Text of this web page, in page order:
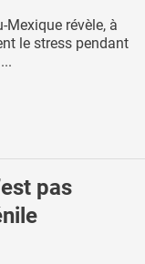
Mexique révèle, à
le stress pendant
pas